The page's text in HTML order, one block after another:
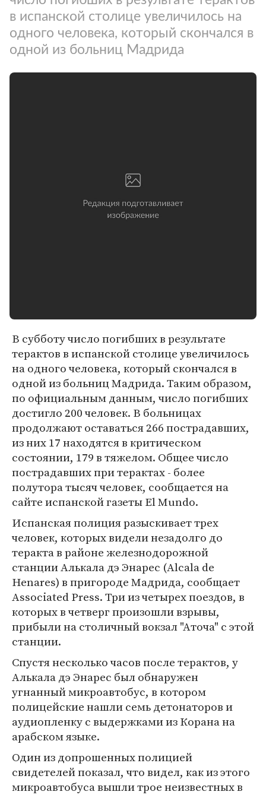
в испанской столице увеличилось на
одного человека, который скончался в
одной из больниц Мадрида
В субботу число погибших в результате
терактов в испанской столице увеличилось
на одного человека, который скончался в
одной из больниц Мадрида. Таким образом,
по официальным данным, число погибших
достигло 200 человек. В больницах
продолжают оставаться 266 пострадавших,
из них 17 находятся в критическом
состоянии, 179 в тяжелом. Общее число
пострадавших при терактах - более
полутора тысяч человек, сообщается на
сайте испанской газеты El Mundo.
Испанская полиция разыскивает трех
человек, которых видели незадолго до
теракта в районе железнодорожной
станции Алькала дэ Энарес (Alcala de
Henares) в пригороде Мадрида, сообщает
Associated Press. Три из четырех поездов, в
которых в четверг произошли взрывы,
прибыли на столичный вокзал "Аточа" с этой
станции.
Спустя несколько часов после терактов, у
Алькала дэ Энарес был обнаружен
угнанный микроавтобус, в котором
полицейские нашли семь детонаторов и
аудиопленку с выдержками из Корана на
арабском языке.
Один из допрошенных полицией
свидетелей показал, что видел, как из этого
микроавтобуса вышли трое неизвестных в